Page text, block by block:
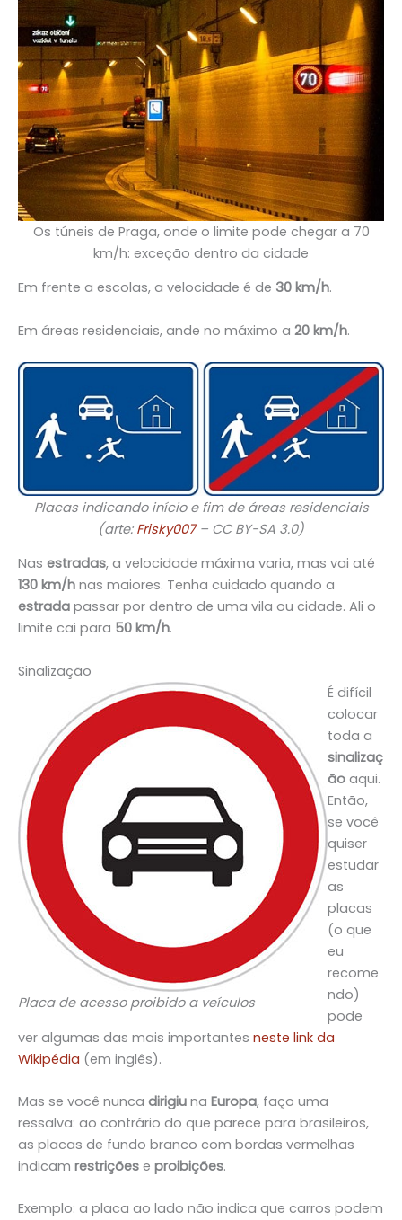
Os túneis de Praga, onde o limite pode chegar a 70
km/h: exceção dentro da cidade
Em frente a escolas, a velocidade é de 30 km/h.
Em áreas residenciais, ande no máximo a 20 km/h.
Placas indicando início e fim de áreas residenciais
(arte: Frisky007– CC BY-SA 3.0)
Nas estradas, a velocidade máxima varia, mas vai até
130 km/h nas maiores. Tenha cuidado quando a
estrada passar por dentro de uma vila ou cidade. Ali o
limite cai para 50 km/h.
Sinalização
Placa de acesso proibido a veículos
É difícil
colocar
toda a
sinalizaç
ão aqui.
Então,
se você
quiser
estudar
as
placas
(o que
eu
recome
ndo)
pode
ver algumas das mais importantes neste link da
Wikipédia (em inglês).
Mas se você nunca dirigiu na Europa, faço uma
ressalva: ao contrário do que parece para brasileiros,
as placas de fundo branco com bordas vermelhas
indicam restrições e proibições.
Exemplo: a placa ao lado não indica que carros podem